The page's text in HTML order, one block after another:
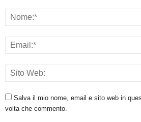
Salva il mio nome, email e sito web in
volta che commento.